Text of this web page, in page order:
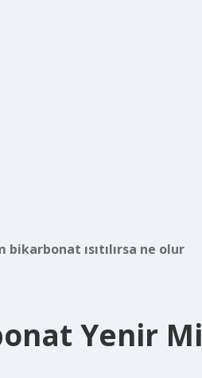
bikarbonat ısıtılırsa ne olur
Yenir Mi